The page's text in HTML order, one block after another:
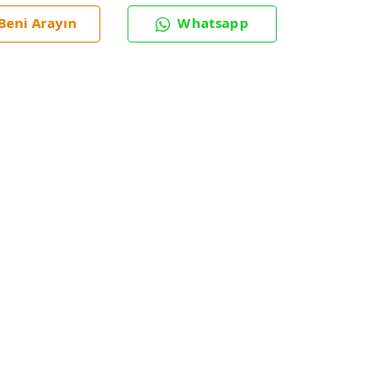
Arayın Whatsapp